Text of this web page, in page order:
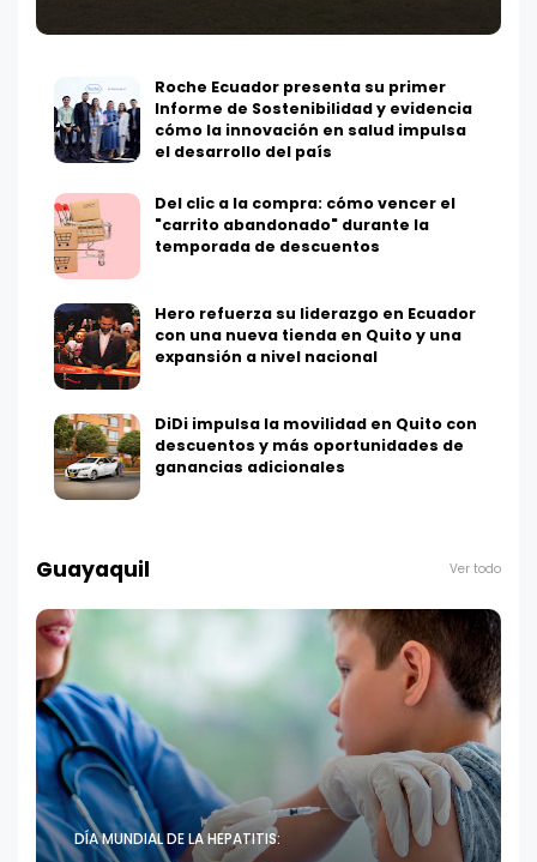
Roche Ecuador presenta su primer
Informe de Sostenibilidad y evidencia
cómo la innovación en salud impulsa
el desarrollo del país
Del clic a la compra: cómo vencer el
"carrito abandonado" durante la
temporada de descuentos
Hero refuerza su liderazgo en Ecuador
con una nueva tienda en Quito y una
expansión a nivel nacional
DiDi impulsa la movilidad en Quito con
descuentos y más oportunidades de
ganancias adicionales
Guayaquil Ver todo
DÍA MUNDIAL DE LA HEPATITIS: